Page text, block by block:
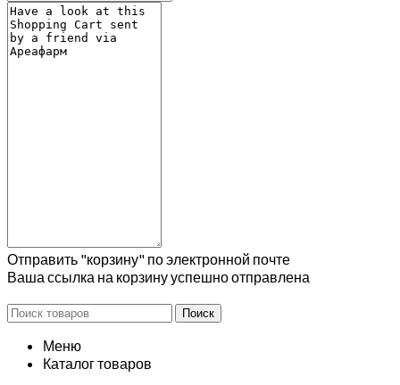
Отправить "корзину" по электронной почте
Ваша ссылка на корзину успешно отправлена
Поиск
Меню
Каталог товаров